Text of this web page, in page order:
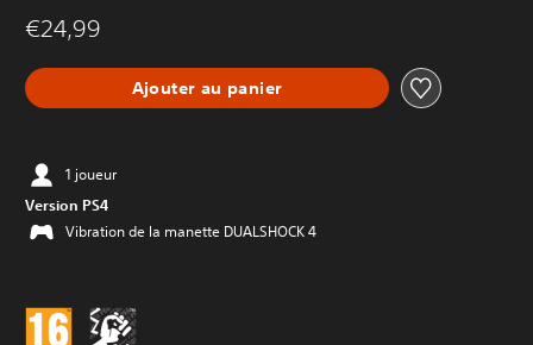
€24,99
Ajouter au panier
1 joueur
Version PS4
Vibration de la manette DUALSHOCK 4